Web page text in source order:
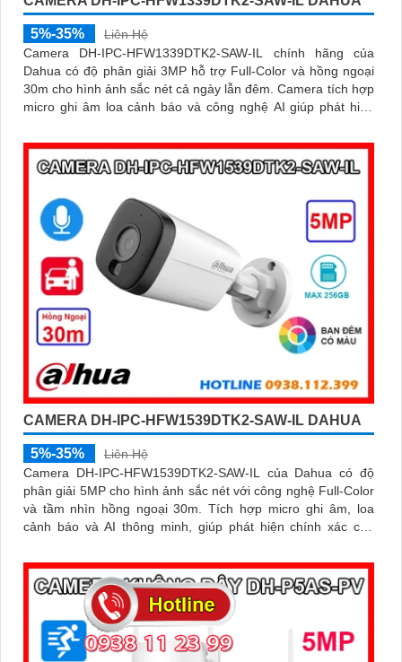
5%-35%
Liên Hệ
Camera DH-IPC-HFW1339DTK2-SAW-IL chính hãng của
Dahua có độ phân giải 3MP hỗ trợ Full-Color và hồng ngoại
30m cho hình ảnh sắc nét cả ngày lẫn đêm. Camera tích hợp
micro ghi âm loa cảnh báo và công nghệ AI giúp phát hiện
CAMERA DH-IPC-HFW1539DTK2-SAW-IL DAHUA
5%-35%
Liên Hệ
Camera DH-IPC-HFW1539DTK2-SAW-IL của Dahua có độ
phân giải 5MP cho hình ảnh sắc nét với công nghệ Full-Color
và tầm nhìn hồng ngoại 30m. Tích hợp micro ghi âm, loa
cảnh báo và AI thông minh, giúp phát hiện chính xác con